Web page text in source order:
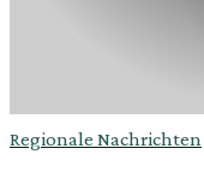
Regionale Nachrichten